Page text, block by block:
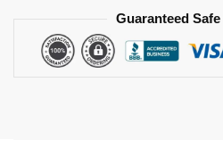
Guaranteed